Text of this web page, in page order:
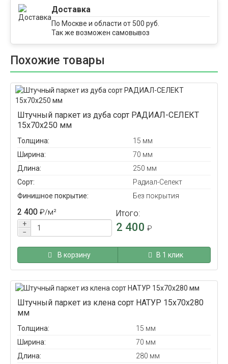
Доставка
По Москве и области от 500 руб.
Так же возможен самовывоз
Похожие товары
Штучный паркет из дуба сорт РАДИАЛ-СЕЛЕКТ
15x70x250 мм
Толщина:
15 мм
Ширина:
70 мм
Длина:
250 мм
Сорт:
Радиал-Селект
Финишное покрытие:
Без покрытия
2 400 ₽/м²
+
−
Итого:
2 400 ₽
В корзину В 1 клик
Штучный паркет из клена сорт НАТУР 15x70x280
мм
Толщина:
15 мм
Ширина:
70 мм
Длина:
280 мм